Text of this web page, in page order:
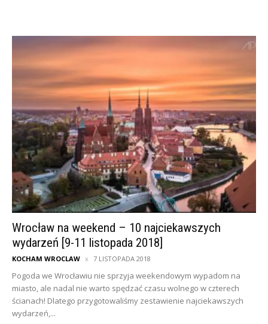
Wrocław na weekend – 10 najciekawszych
wydarzeń [9-11 listopada 2018]
KOCHAM WROCLAW 7 LISTOPADA 2018
Pogoda we Wrocławiu nie sprzyja weekendowym wypadom na
miasto, ale nadal nie warto spędzać czasu wolnego w czterech
ścianach! Dlatego przygotowaliśmy zestawienie najciekawszych
wydarzeń,...